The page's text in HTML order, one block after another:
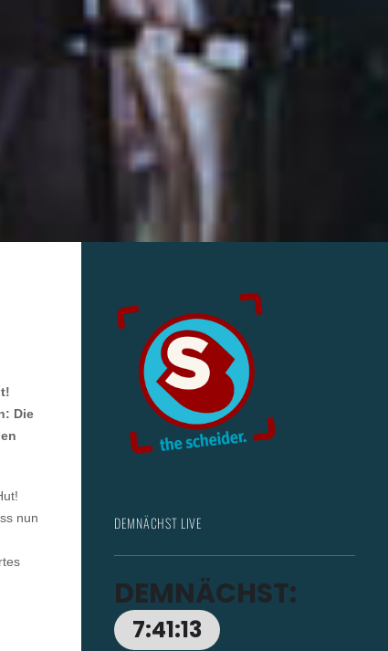
Die
nun
DEMNÄCHST LIVE
DEMNÄCHST:
7:41:11